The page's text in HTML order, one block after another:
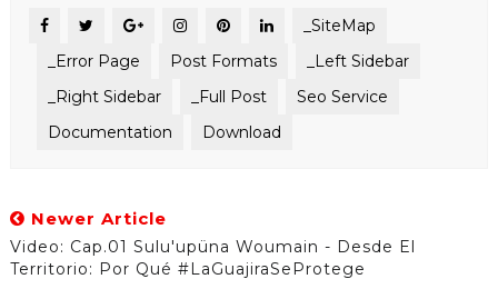
_SiteMap
_Error Page
Post Formats
_Left Sidebar
_Right Sidebar
_Full Post
Seo Service
Documentation
Download
Newer Article
Video: Cap.01 Sulu'upüna Woumain - Desde El
Territorio: Por Qué #LaGuajiraSeProtege